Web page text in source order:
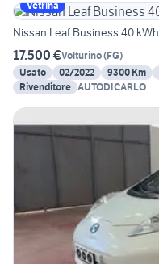
Vetrina
Nissan Leaf Business 40 kWh
17.500 €Volturino(FG)
Usato
02/2022 9300 Km
Rivenditore AUTODICARLO